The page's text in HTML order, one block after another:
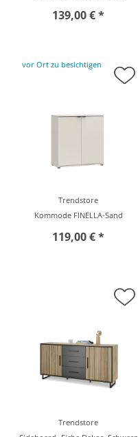
139,00 € *
vor Ort zu besichtigen
Trendstore
Kommode FINELLA-Sand
119,00 € *
Trendstore